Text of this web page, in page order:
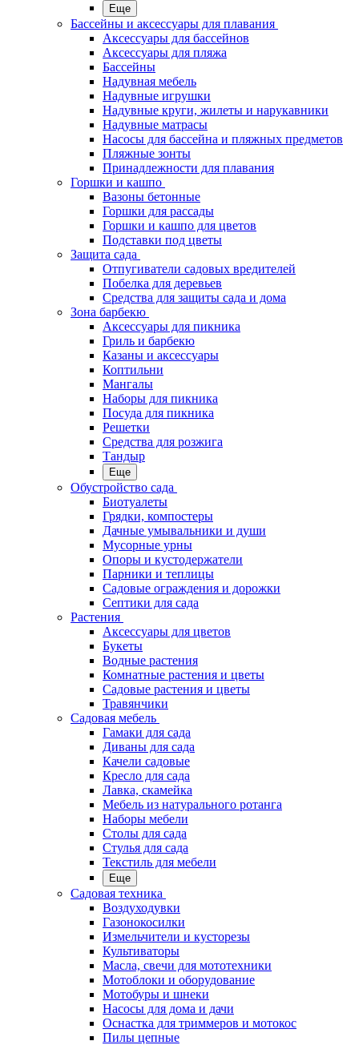
Еще
Бассейны и аксессуары для плавания
Аксессуары для бассейнов
Аксессуары для пляжа
Бассейны
Надувная мебель
Надувные игрушки
Надувные круги, жилеты и нарукавники
Надувные матрасы
Насосы для бассейна и пляжных предметов
Пляжные зонты
Принадлежности для плавания
Горшки и кашпо
Вазоны бетонные
Горшки для рассады
Горшки и кашпо для цветов
Подставки под цветы
Защита сада
Отпугиватели садовых вредителей
Побелка для деревьев
Средства для защиты сада и дома
Зона барбекю
Аксессуары для пикника
Гриль и барбекю
Казаны и аксессуары
Коптильни
Мангалы
Наборы для пикника
Посуда для пикника
Решетки
Средства для розжига
Тандыр
Еще
Обустройство сада
Биотуалеты
Грядки, компостеры
Дачные умывальники и души
Мусорные урны
Опоры и кустодержатели
Парники и теплицы
Садовые ограждения и дорожки
Септики для сада
Растения
Аксессуары для цветов
Букеты
Водные растения
Комнатные растения и цветы
Садовые растения и цветы
Травянчики
Садовая мебель
Гамаки для сада
Диваны для сада
Качели садовые
Кресло для сада
Лавка, скамейка
Мебель из натурального ротанга
Наборы мебели
Столы для сада
Стулья для сада
Текстиль для мебели
Еще
Садовая техника
Воздуходувки
Газонокосилки
Измельчители и кусторезы
Культиваторы
Масла, свечи для мототехники
Мотоблоки и оборудование
Мотобуры и шнеки
Насосы для дома и дачи
Оснастка для триммеров и мотокос
Пилы цепные